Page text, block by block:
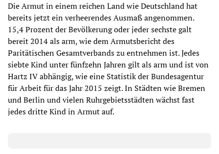
Die Armut in einem reichen Land wie Deutschland hat
bereits jetzt ein verheerendes Ausmaß angenommen.
15,4 Prozent der Bevölkerung oder jeder sechste galt
bereit 2014 als arm, wie dem Armutsbericht des
Paritätischen Gesamtverbands zu entnehmen ist. Jedes
siebte Kind unter fünfzehn Jahren gilt als arm und ist von
Hartz IV abhängig, wie eine Statistik der Bundesagentur
für Arbeit für das Jahr 2015 zeigt. In Städten wie Bremen
und Berlin und vielen Ruhrgebietsstädten wächst fast
jedes dritte Kind in Armut auf.